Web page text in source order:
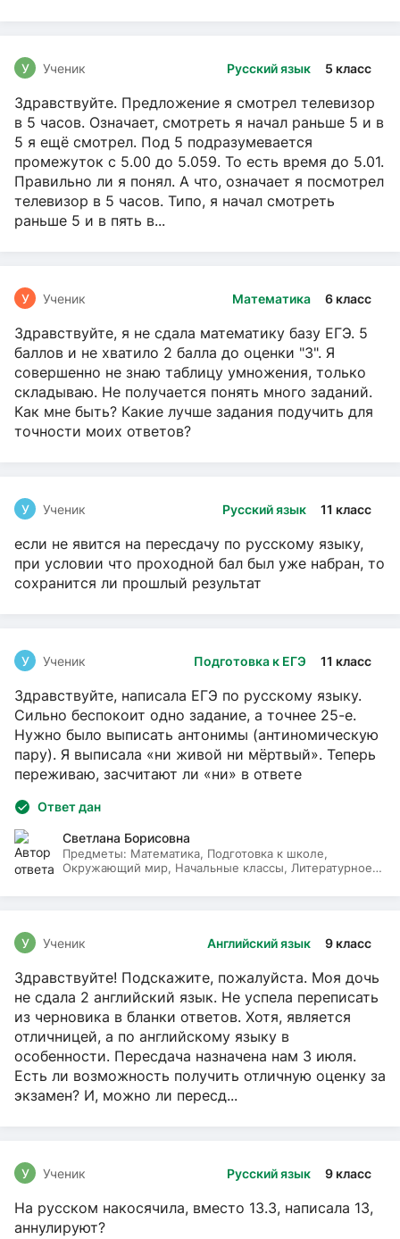
Русский язык 5 класс
У Ученик
Здравствуйте. Предложение я смотрел телевизор
в 5 часов. Означает, смотреть я начал раньше 5 и в
5 я ещё смотрел. Под 5 подразумевается
промежуток с 5.00 до 5.059. То есть время до 5.01.
Правильно ли я понял. А что, означает я посмотрел
телевизор в 5 часов. Типо, я начал смотреть
раньше 5 и в пять в...
Математика 6 класс
У Ученик
Здравствуйте, я не сдала математику базу ЕГЭ. 5
баллов и не хватило 2 балла до оценки "3". Я
совершенно не знаю таблицу умножения, только
складываю. Не получается понять много заданий.
Как мне быть? Какие лучше задания подучить для
точности моих ответов?
Русский язык 11 класс
У Ученик
если не явится на пересдачу по русскому языку,
при условии что проходной бал был уже набран, то
сохранится ли прошлый результат
Подготовка к ЕГЭ 11 класс
У Ученик
Здравствуйте, написала ЕГЭ по русскому языку.
Сильно беспокоит одно задание, а точнее 25-е.
Нужно было выписать антонимы (антиномическую
пару). Я выписала «ни живой ни мёртвый». Теперь
переживаю, засчитают ли «ни» в ответе
Ответ дан
Светлана Борисовна
Предметы: Математика, Подготовка к школе,
Окружающий мир, Начальные классы, Литературное
Английский язык 9 класс
У Ученик
Здравствуйте! Подскажите, пожалуйста. Моя дочь
не сдала 2 английский язык. Не успела переписать
из черновика в бланки ответов. Хотя, является
отличницей, а по английскому языку в
особенности. Пересдача назначена нам 3 июля.
Есть ли возможность получить отличную оценку за
экзамен? И, можно ли пересд...
Русский язык 9 класс
У Ученик
На русском накосячила, вместо 13.3, написала 13,
аннулируют?